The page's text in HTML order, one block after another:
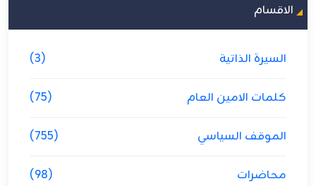
الاقسام
السيرة الذاتية (3)
كلمات الامين العام (75)
الموقف السياسي (755)
محاضرات (98)